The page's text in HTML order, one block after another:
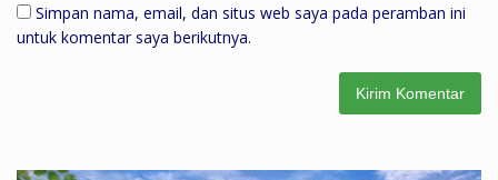
Simpan nama, email, dan situs web saya pada peramban ini
untuk komentar saya berikutnya.